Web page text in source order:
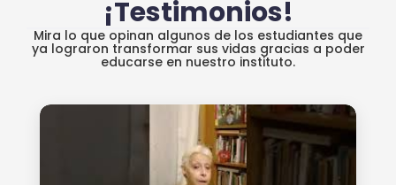
¡Testimonios!
Mira lo que opinan algunos de los estudiantes que
ya lograron transformar sus vidas gracias a poder
educarse en nuestro instituto.